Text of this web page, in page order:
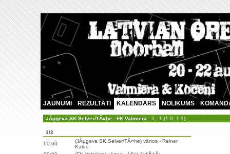
JAUNUMI REZULTĀTI KALENDĀRS NOLIKUMS
JÃµgeva SK Selver/TÃ¤he- FK Valmiera 2 - 1 (1-0, 1-1)
1/2
00:00
(JÃµgeva SK Selver/TÃ¤he) vārtos - Reiner
Kalde